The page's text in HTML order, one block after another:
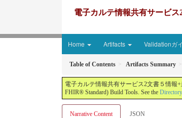
電子カルテ情報共有サービ
Home Artifacts Validationガ
Table of Contents Artifacts Summary
電子カルテ情報共有サービス2文書５情報+
FHIR® Standard) Build Tools. See the
Narrative Content JSON